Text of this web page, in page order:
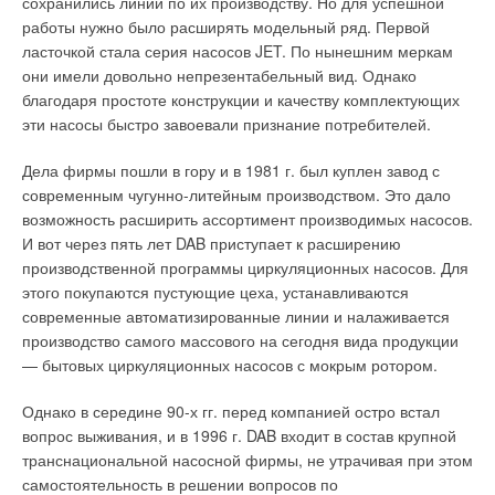
работы нужно было расширять модельный ряд. Первой
ласточкой стала серия насосов JET. По нынешним меркам
они имели довольно непрезентабельный вид. Однако
благодаря простоте конструкции и качеству комплектующих
эти насосы быстро завоевали признание потребителей.
Дела фирмы пошли в гору и в 1981 г. был куплен завод с
современным чугунно-литейным производством. Это дало
возможность расширить ассортимент производимых насосов.
И вот через пять лет DAB приступает к расширению
производственной программы циркуляционных насосов. Для
этого покупаются пустующие цеха, устанавливаются
современные автоматизированные линии и налаживается
производство самого массового на сегодня вида продукции
— бытовых циркуляционных насосов с мокрым ротором.
Однако в середине 90-х гг. перед компанией остро встал
вопрос выживания, и в 1996 г. DAB входит в состав крупной
транснациональной насосной фирмы, не утрачивая при этом
самостоятельность в решении вопросов по
охлаждением. Модели серии GP оборудованы фильтром с
подогревом, разъемом подключения выносного термостата
для автоматического поддержания температуры в
помещении. Обогреватели не требуют специального
монтажа, просты и надежны в эксплуатации, работают с
Теплогенераторы серий GK и GP применяются для
отопления складских, производственных,
сельскохозяйственных помещений с хорошей вентиляцией,
для обогрева открытых площадок и сушки объектов в
строительстве. Серия MA — мобильные теплогенераторы с
отводом продуктов сгорания, работающие на дизельном
топливе.
подогревом, камерой сгорания из нержавеющей стали с
автоматическим охлаждением, вентилятором высокого
давления, разъемом для подключения выносного
термостата. Теплогенераторы предназначены для обогрева
вписываются в любой интерьер. Корпус завесы —
симметричной формы, что позволяет устанавливать ее на
видных местах, например там, где на входе в общественные
помещения используются стеклянные стены и перегородки.
Конструкцией предусмотрены лицевые панели из
шлифованной нержавеющей стали, которые придают
Конструкторы SYSTEMAIRпредусмотрели до мелочей
различные варианты крепления завесы. Удобный комплект
для настенного монтажа поволяет монтировать завесу на
стене, и маятниковая подвеска на потолке над входом —
комплектный Т-образный кронштейн или направляющие
подвески — конструктивно скрывают от посторонних
взглядов подвод электрических кабелей к корпусу завесы.
Для установки завес в ряд горизонтально над дверным
элементов, который легко и быстро фиксирует обтекаемые
корпусы в строгие прямые линии.
Минувшей зимой российские потребители уже успели